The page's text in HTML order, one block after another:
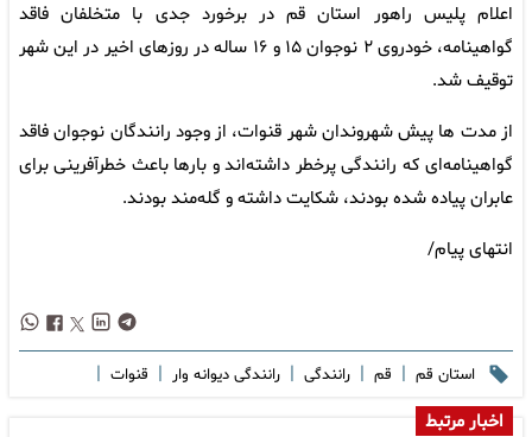
اعلام پلیس راهور استان قم در برخورد جدی با متخلفان فاقد
گواهینامه، خودروی ۲ نوجوان ۱۵ و ۱۶ ساله در روزهای اخیر در این شهر
توقیف شد.
از مدت ها پیش شهروندان شهر قنوات، از وجود رانندگان نوجوان فاقد
گواهینامه‌ای که رانندگی پرخطر داشته‌اند و بارها باعث خطرآفرینی برای
عابران پیاده شده بودند، شکایت داشته و گله‌مند بودند.
انتهای پیام/
استان قم | قم | رانندگی | رانندگی دیوانه وار | قنوات |
اخبار مرتبط